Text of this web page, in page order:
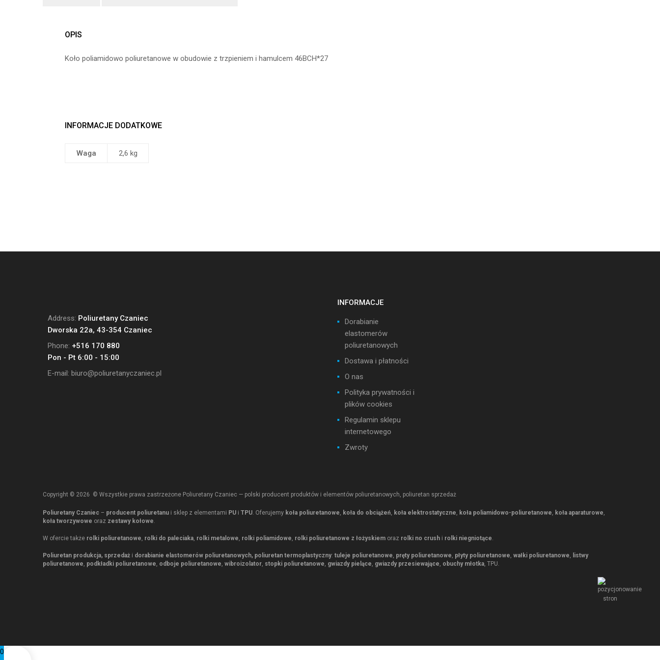
OPIS
Koło poliamidowo poliuretanowe w obudowie z trzpieniem i hamulcem 46BCH*27
INFORMACJE DODATKOWE
Waga 2,6 kg
Address: Poliuretany Czaniec
Dworska 22a, 43-354 Czaniec
Phone: +516 170 880
Pon - Pt 6:00 - 15:00
E-mail: biuro@poliuretanyczaniec.pl
INFORMACJE
Dorabianie
elastomerów
poliuretanowych
Dostawa i płatności
O nas
Polityka prywatności i
plików cookies
Regulamin sklepu
internetowego
Zwroty
Copyright © 2026 © Wszystkie prawa zastrzeżone Poliuretany Czaniec — polski producent produktów i elementów poliuretanowych, poliuretan sprzedaż
Poliuretany Czaniec – producent poliuretanu i sklep z elementami PU i TPU . Oferujemy koła poliuretanowe koła do obciążeń koła elektrostatyczne koła poliamidowo-poliuretanowe koła aparaturowe
koła tworzywowe oraz zestawy kołowe
W ofercie także rolki poliuretanowe rolki do paleciaka rolki metalowe rolki poliamidowe rolki poliuretanowe z łożyskiem oraz rolki no crush i rolki niegniotące
Poliuretan produkcja, sprzedaż i dorabianie elastomerów poliuretanowych, poliuretan termoplastyczny: tuleje poliuretanowe pręty poliuretanowe płyty poliuretanowe wałki poliuretanowe
listwy
poliuretanowe podkładki poliuretanowe odboje poliuretanowe wibroizolator stopki poliuretanowe gwiazdy pielące gwiazdy przesiewające obuchy młotka , TPU.
0